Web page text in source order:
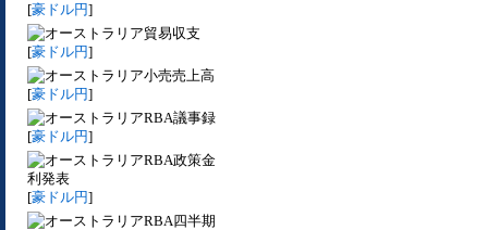
[豪ドル円]
貿易収支
[豪ドル円]
小売売上高
[豪ドル円]
RBA議事録
[豪ドル円]
RBA政策金
利発表
[豪ドル円]
RBA四半期